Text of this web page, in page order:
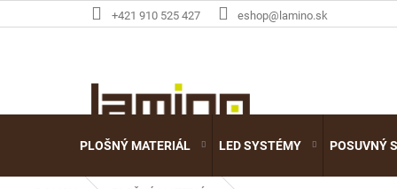
na
+421 910 525 427 eshop@lamino.sk
PLOŠNÝ MATERIÁL LED SYSTÉMY POSUVNÝ